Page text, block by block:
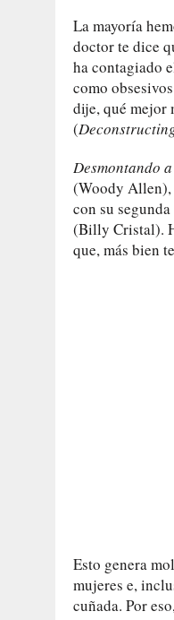
La mayoría
doctor te dice
ha contagiado
como
dije, qué mejor
(
Desmontando
(Woody Allen),
con su
(Billy Cristal).
que, más bien
Esto genera
mujeres e,
cuñada. Por